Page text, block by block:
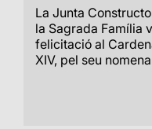
La Junta
la Sagrada Família
felicitació al
XIV, pel seu